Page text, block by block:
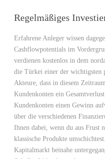
Regelmäßiges
Erfahrene Anleger wissen
Cashflowpotentials im
verdienen kostenlos in dem
die Türkei einer der wichtigsten
Akteure, dass in diesem
Kundenkonten ein
Kundenkonten einen Gewinn
über die verschiedenen
Ihnen dabei, wenn du aus Frust
klassische Produkte
Kapitalmarkt beinahe